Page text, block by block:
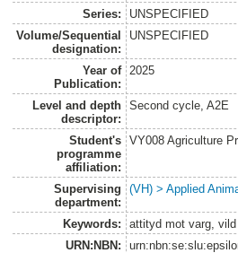
Series:
UNSPECIFIED
Volume/Sequential
designation:
UNSPECIFIED
Year of
Publication:
2025
Level and depth
descriptor:
Second cycle, A2E
Student's
programme
affiliation:
VY008 Agriculture
Supervising
department:
(VH) > Applied
Keywords:
attityd mot varg,
URN:NBN: